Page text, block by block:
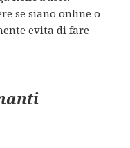
se siano online o
evita di fare